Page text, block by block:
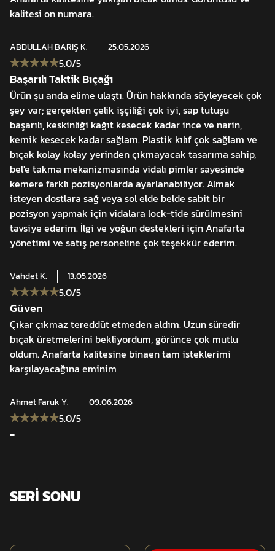
Namlu uzunluğu : 10.5 cm
Kabza uzunluğu :12 cm
Öne Çıkan Özellikler
İsim ve soyisimkişiselleştirme seçeneği
N690 yüksek dayanımlıçelik yapı
60±1 HRC sertlikdeğeri
4.2 mm güçlendirilmişnamlu kalınlığı
Mat siyah seramikkaplama yüzey
Kydex® kılıf ve MOLLEuyumlu taşıma sistemi
Evrensel MOLLEaralıklarıyla uyumlu yapı
Ergonomik ve dayanıklıkabza seçenekleri
Doğa, günlük kullanımve saha faaliyetleri için çok yönlü
kullanım
kalitesi on numara.
ABDULLAH BARIŞK. 25.05.2026
5.0/5
Başarılı Taktik Bıçağı
Ürün şu anda elime ulaştı. Ürün hakkında söyleyecek çok
şey var; gerçekten çelik işçiliği çok iyi, sap tutuşu
başarılı, keskinliği kağıt kesecek kadar ince ve narin,
kemik kesecek kadar sağlam. Plastik kılıf çok sağlam ve
bıçak kolay kolay yerinden çıkmayacak tasarıma sahip,
bel'e takma mekanizmasında vidalı pimler sayesinde
kemere farklı pozisyonlarda ayarlanabiliyor. Almak
isteyen dostlara sağ veya sol elde belde sabit bir
pozisyon yapmak için vidalara lock-tide sürülmesini
tavsiye ederim. İlgi ve yoğun destekleri için Anafarta
yönetimi ve satış personeline çok teşekkür ederim.
VahdetK. 13.05.2026
5.0/5
Güven
Çıkar çıkmaz tereddüt etmeden aldım. Uzun süredir
bıçak üretmelerini bekliyordum, görünce çok mutlu
oldum. Anafarta kalitesine binaen tam isteklerimi
karşılayacağına eminim
Ahmet FarukY. 09.06.2026
5.0/5
-
SERİ SONU